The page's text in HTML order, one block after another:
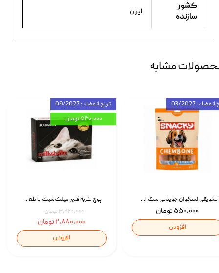
کشور
سازنده
ایران
مشابه
پوچ گربه فنبی میلک‌شیک با طعم مرغ Faenbei Cat Milk Shake Pouch بسته 12 عددی
۳,۴۲۰,۰۰۰ تومان
۲,۸۸۰,۰۰۰ تومان
افزودن
تاریخ انقضاء : 09/2027
۵۴۰,۰۰۰ تومان
تشویقی استخوان جویدنی سگ اسنکی کرانچی با طعم مرغ Snacky Crunchy Munchy وزن 100 گرم
۵۵۰,۰۰۰ تومان
افزودن
: 03/2027